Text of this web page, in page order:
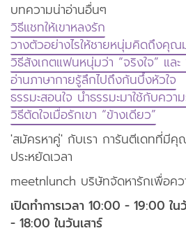
บทความน่าอ่านอื่นๆ
วิธีแชทให้เขาหลงรัก
วางตัวอย่างไรให้ชายหนุ่มคิดถึงคุณ
วิธีสังเกตแฟนหนุ่มว่า “จริงใจ” แล
อ่านภาษากายรู้ลึกไปถึงก้นบึ้งหัวใจ
ธรรมะสอนใจ นำธรรมะมาใช้กับควา
วิธีตัดใจเมื่อรักเขา “ข้างเดียว”
'สมัครหาคู่' กับเรา การันตีเดทที่มี
ประหยัดเวลา
meetnlunch บริษัทจัดหารักเพื่อค
เปิดทำการเวลา 10:00 - 19:00 ใ
- 18:00 ในวันเสาร์